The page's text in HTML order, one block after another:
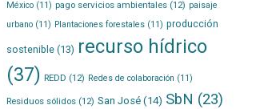
México(11) pago servicios ambientales(12) paisaje
urbano(11) Plantaciones forestales(11) producción
sostenible(13) recurso hídrico
(37) REDD (12) Redes de colaboración (11)
Residuos sólidos(12) San José(14) SbN (23)